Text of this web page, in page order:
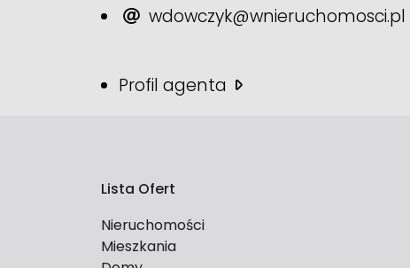
wdowczyk@wnieruchomosci.pl
Profil agenta
Lista Ofert
Nieruchomości
Mieszkania